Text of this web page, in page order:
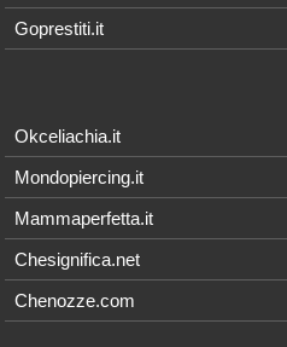
Goprestiti.it
Okceliachia.it
Mondopiercing.it
Mammaperfetta.it
Chesignifica.net
Chenozze.com